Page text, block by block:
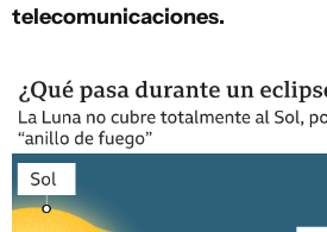
telecomunicaciones.